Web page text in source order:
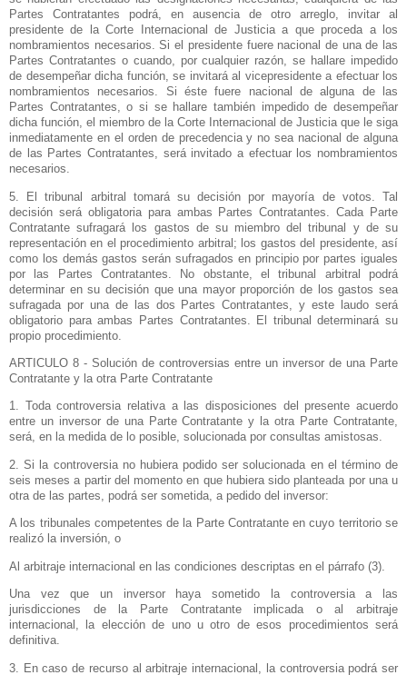
Partes Contratantes podrá, en ausencia de otro arreglo, invitar al
presidente de
la Corte Internacional
de Justicia a que proceda a los
nombramientos necesarios. Si el presidente fuere nacional de una de las
Partes Contratantes o cuando, por cualquier razón, se hallare impedido
de desempeñar dicha función, se invitará al vicepresidente a efectuar los
nombramientos necesarios. Si éste fuere nacional de alguna de las
Partes Contratantes, o si se hallare también impedido de desempeñar
dicha función, el miembro de la Corte Internacional de Justicia que le siga
inmediatamente en el orden de precedencia y no sea nacional de alguna
de las Partes Contratantes, será invitado a efectuar los nombramientos
necesarios.
5. El tribunal arbitral tomará su decisión por mayoría de votos. Tal
decisión será obligatoria para ambas Partes Contratantes. Cada Parte
Contratante sufragará los gastos de su miembro del tribunal y de su
representación en el procedimiento arbitral; los gastos del presidente, así
como los demás gastos serán sufragados en principio por partes iguales
por las Partes Contratantes. No obstante, el tribunal arbitral podrá
determinar en su decisión que una mayor proporción de los gastos sea
sufragada por una de las dos Partes Contratantes, y este laudo será
obligatorio para ambas Partes Contratantes. El tribunal determinará su
propio procedimiento.
ARTICULO 8 - Solución de controversias entre un inversor de una Parte
Contratante y la otra Parte Contratante
1. Toda controversia relativa a las disposiciones del presente acuerdo
entre un inversor de una Parte Contratante y la otra Parte Contratante,
será, en la medida de lo posible, solucionada por consultas amistosas.
2. Si la controversia no hubiera podido ser solucionada en el término de
seis meses a partir del momento en que hubiera sido planteada por una u
otra de las partes, podrá ser sometida, a pedido del inversor:
A los tribunales competentes de la Parte Contratanteen cuyo territorio se
realizó la inversión, o
Al arbitraje internacional en las condiciones descriptas en el párrafo (3).
Una vez que un inversor haya sometido la controversia a las
jurisdicciones de
la Parte Contratanteimplicada o al arbitraje
internacional, la elección de uno u otro de esos procedimientos será
definitiva.
3. En caso de recurso al arbitraje internacional, la controversia podrá ser